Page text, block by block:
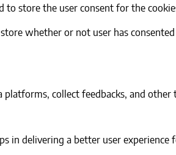
to store the user consent for the
whether or not user has
collect feedbacks, and
in delivering a better user experience